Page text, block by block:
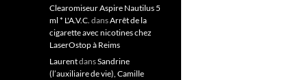
Clearomiseur Aspire Nautilus 5
ml * L'A.V.C. dansArrêt de la
cigarette avec nicotines chez
LaserOstop à Reims
LaurentdansSandrine
(l’auxiliaire de vie), Camille